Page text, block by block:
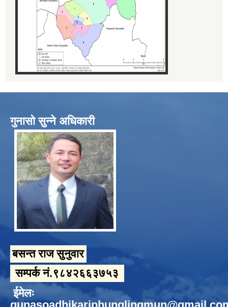
गुनासो सुन्ने अधिकारी
बसन्त राज सुनुवार
सम्पर्क नं.९८४२६६३७५३
ईमेलः